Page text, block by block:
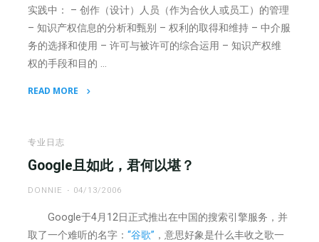
实践中： – 创作（设计）人员（作为合伙人或员工）的管理
– 知识产权信息的分析和甄别 – 权利的取得和维持 – 中介服
务的选择和使用 – 许可与被许可的综合运用 – 知识产权维
权的手段和目的 …
READ MORE
文
创
业
专业日志
Google且如此，君何以堪？
DONNIE 04/13/2006
Google于4月12日正式推出在中国的搜索引擎服务，并
取了一个难听的名字：“谷歌” ，意思好象是什么丰收之歌一